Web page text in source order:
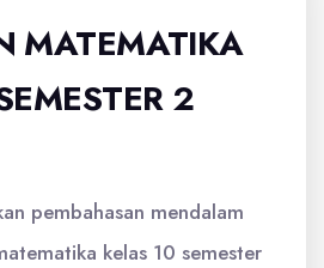
MATEMATIKA
2
pembahasan mendalam
kelas 10 semester